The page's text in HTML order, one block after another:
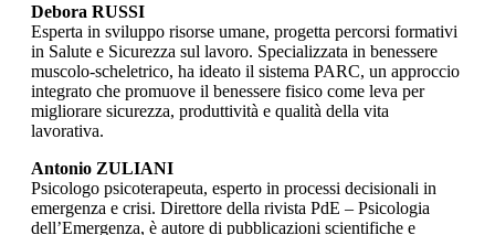
Debora RUSSI
Esperta in sviluppo risorse umane, progetta percorsi formativi
in Salute e Sicurezza sul lavoro. Specializzata in benessere
muscolo-scheletrico, ha ideato il sistema PARC, un approccio
integrato che promuove il benessere fisico come leva per
migliorare sicurezza, produttività e qualità della vita
lavorativa.
Antonio ZULIANI
Psicologo psicoterapeuta, esperto in processi decisionali in
emergenza e crisi. Direttore della rivista PdE – Psicologia
dell’Emergenza, è autore di pubblicazioni scientifiche e